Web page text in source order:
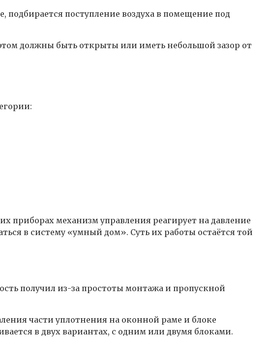
поступление воздуха в помещение под
должны быть открыты или иметь небольшой зазор от
приборах механизм управления реагирует на давление
в систему «умный дом». Суть их работы остаётся той
получил из-за простоты монтажа и пропускной
части уплотнения на оконной раме и блоке
в двух вариантах, с одним или двумя блоками.